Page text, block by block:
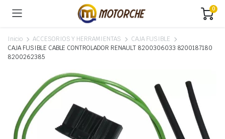
0
Inicio ACCESORIOS Y HERRAMIENTAS
CAJA FUSIBLE
CAJA FUSIBLE CABLE CONTROLADOR RENAULT 8200306033 8200187180
8200262385